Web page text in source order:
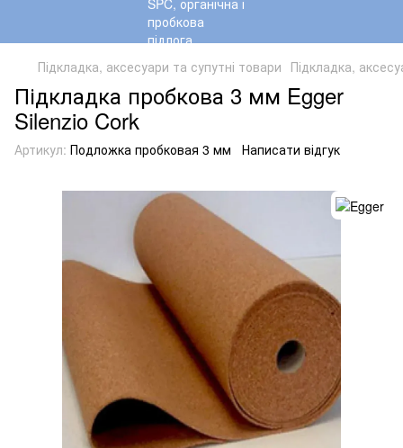
Підкладка, аксесуари та супутні товари Підкладка,
Підкладка пробкова 3 мм Egger
Silenzio Cork
Артикул: Подложка пробковая 3 мм Написати відгук